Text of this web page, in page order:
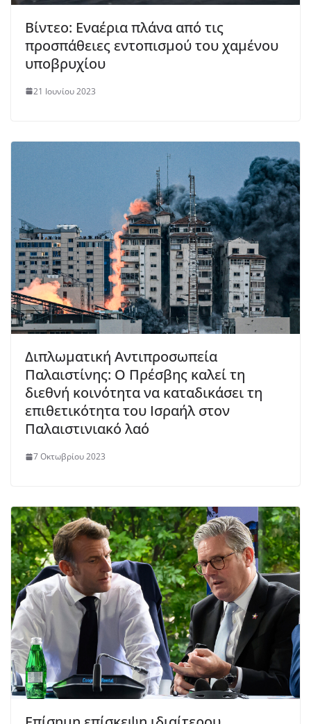
Βίντεο: Εναέρια πλάνα από τις
προσπάθειες εντοπισμού του χαμένου
υποβρυχίου
21 Ιουνίου 2023
Διπλωματική Αντιπροσωπεία
Παλαιστίνης: Ο Πρέσβης καλεί τη
διεθνή κοινότητα να καταδικάσει τη
επιθετικότητα του Ισραήλ στον
Παλαιστινιακό λαό
7 Οκτωβρίου 2023